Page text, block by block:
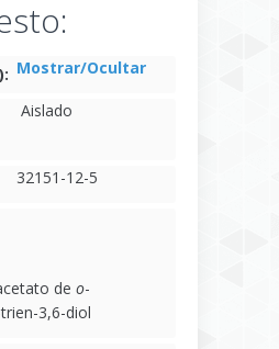
Mostrar/Ocultar
Aislado
32151-12-5
de o-
3,6-diol